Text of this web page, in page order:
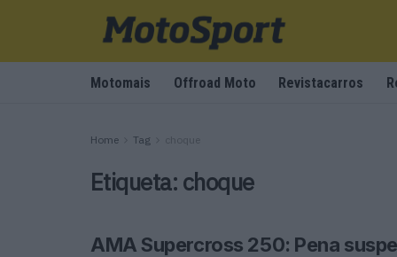
Motomais Offroad Moto Revistacarros
Home Tag choque
Etiqueta: choque
AMA Supercross 250: Pena